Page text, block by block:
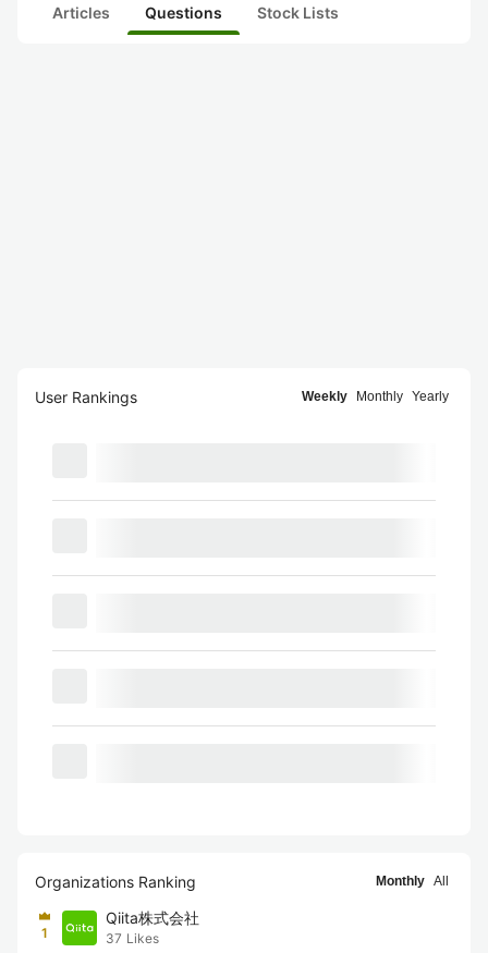
Articles Questions Stock Lists
User Rankings Weekly Monthly Yearly
Organizations Ranking Monthly All
1
Qiita株式会社
37 Likes